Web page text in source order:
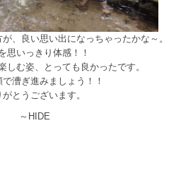
、良い思い出になっちゃったかな～。
思いっきり体感！！
しむ姿、とっても良かったです。
で漕ぎ進みましょう！！
がとうございます。
～HIDE